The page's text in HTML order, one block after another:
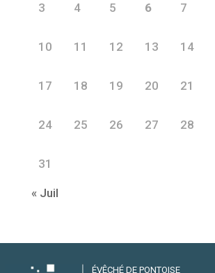
3 4 5 6 7
10 11 12 13 14
17 18 19 20 21
24 25 26 27 28
31
« Juil
ÉVÊCHÉ DE PONTOISE